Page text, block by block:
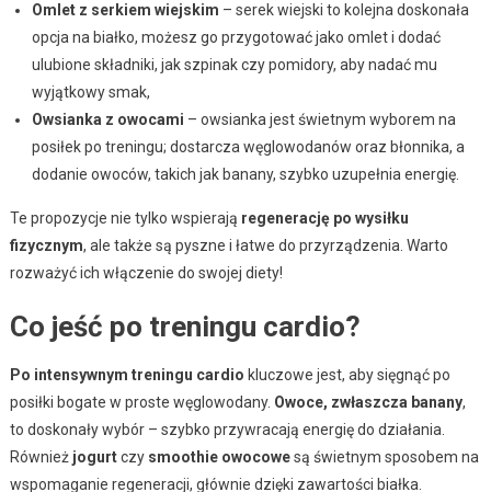
Omlet z serkiem wiejskim – serek wiejski to kolejna doskonała
opcja na białko, możesz go przygotować jako omlet i dodać
ulubione składniki, jak szpinak czy pomidory, aby nadać mu
wyjątkowy smak,
Owsianka z owocami – owsianka jest świetnym wyborem na
posiłek po treningu; dostarcza węglowodanów oraz błonnika, a
dodanie owoców, takich jak banany, szybko uzupełnia energię.
Te propozycje nie tylko wspierają regenerację po wysiłku
fizycznym, ale także są pyszne i łatwe do przyrządzenia. Warto
rozważyć ich włączenie do swojej diety!
Co jeść po treningu cardio?
Po intensywnym treningu cardio kluczowe jest, aby sięgnąć po
posiłki bogate w proste węglowodany. Owoce, zwłaszcza banany,
to doskonały wybór – szybko przywracają energię do działania.
Również jogurtczy smoothie owocowesą świetnym sposobem na
wspomaganie regeneracji, głównie dzięki zawartości białka.